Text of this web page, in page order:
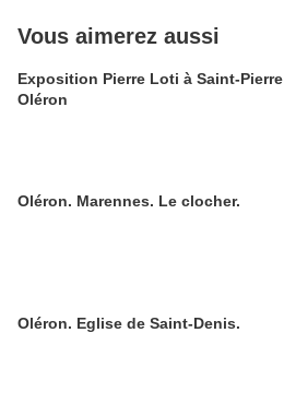
Vous aimerez aussi
Exposition Pierre Loti à Saint-Pierre
Oléron
Oléron. Marennes. Le clocher.
Oléron. Eglise de Saint-Denis.